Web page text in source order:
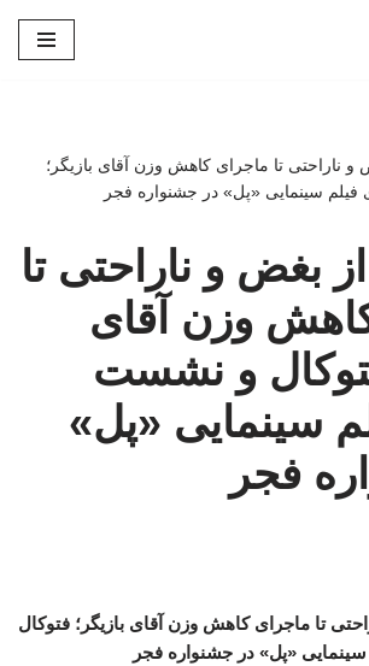
و ناراحتی تا ماجرای کاهش وزن آقای بازیگر؛
سینمایی «پل» در جشنواره فجر
بغض و ناراحتی تا
وزن آقای
و نشست
سینمایی «پل»
فجر
تا ماجرای کاهش وزن آقای بازیگر؛ فتوکال
«پل» در جشنواره فجر